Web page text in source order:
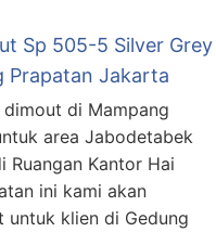
Sp 505-5 Silver Grey
Prapatan Jakarta
di Mampang
area Jabodetabek
Ruangan Kantor Hai
ini kami akan
untuk klien di Gedung